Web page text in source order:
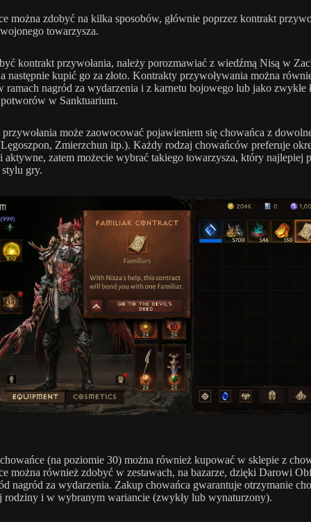
można zdobyć na kilka sposobów, głównie poprzez kontrakt
towarzysza.
kontrakt przywołania, należy porozmawiać z wiedźmą Nisą w
następnie kupić go za złoto. Kontrakty przywoływania można
ramach nagród za wydarzenia i z karnetu bojowego lub jako zwykłe
w Sanktuarium.
może zaowocować pojawieniem się chowańca z
Zmierzchun itp.). Każdy rodzaj chowańców preferuje
aktywne, zatem możecie wybrać takiego towarzysza, który najlepiej
gry.
(na poziomie 30) można również kupować w sklepie z
można również zdobyć w zestawach, na bazarze, dzięki Darowi
nagród za wydarzenia. Zakup chowańca gwarantuje otrzymanie
rodziny i w wybranym wariancie (zwykły lub wynaturzony).